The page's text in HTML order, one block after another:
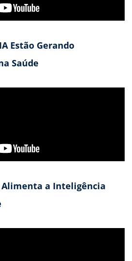
Estão Gerando
Saúde
Alimenta a Inteligência